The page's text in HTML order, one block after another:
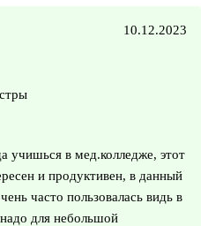
10.12.2023
учишься в мед.колледже, этот
и продуктивен, в данный
часто пользовалась видь в
для небольшой